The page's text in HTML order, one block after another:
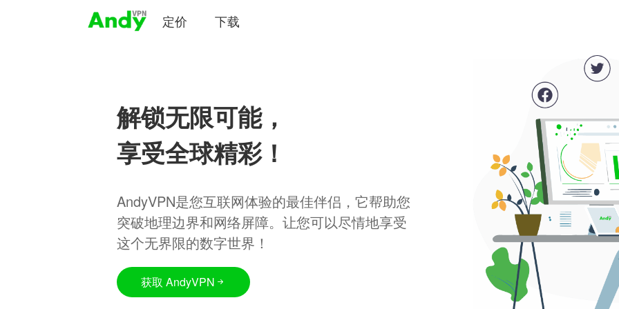
定价 下载
解锁无限可能，
享受全球精彩！
AndyVPN是您互联网体验的最佳伴侣，它帮助您
突破地理边界和网络屏障。让您可以尽情地享受
这个无界限的数字世界！
获取 AndyVPN